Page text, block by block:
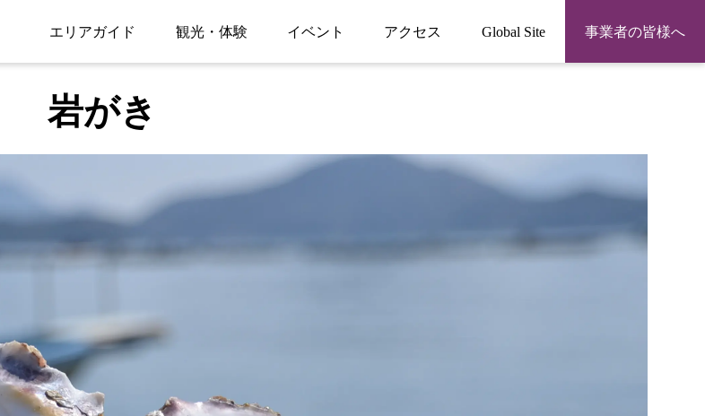
エリアガイド 観光・体験 イベント アクセス Global Site 事業者の皆様へ
岩がき